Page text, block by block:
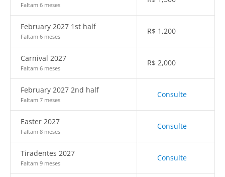
Faltam 6 meses
February 2027 1st half
Faltam 6 meses
R$ 1,200
Carnival 2027
Faltam 6 meses
R$ 2,000
February 2027 2nd half
Faltam 7 meses
Consulte
Easter 2027
Faltam 8 meses
Consulte
Tiradentes 2027
Faltam 9 meses
Consulte